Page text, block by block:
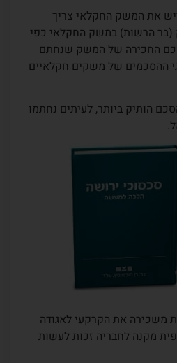
את המשק החקלאי צריך
(בר הרשות) במשק החקלאי כפי
החכירה של המשק שנחתם
ההסכמים של משקים חקלאיים
הותיק ביותר, לעיתים נחתמו
משכירה את הקרקעי לאגודה
מקנה לחבריה זכות לעשות